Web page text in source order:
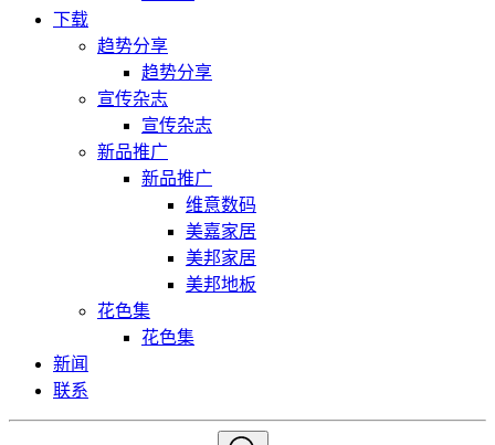
下载
趋势分享
趋势分享
宣传杂志
宣传杂志
新品推广
新品推广
维意数码
美嘉家居
美邦家居
美邦地板
花色集
花色集
新闻
联系